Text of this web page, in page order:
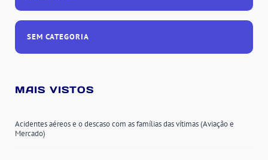
SEM CATEGORIA
MAIS VISTOS
Acidentes aéreos e o descaso com as famílias das vítimas (Aviação e
Mercado)